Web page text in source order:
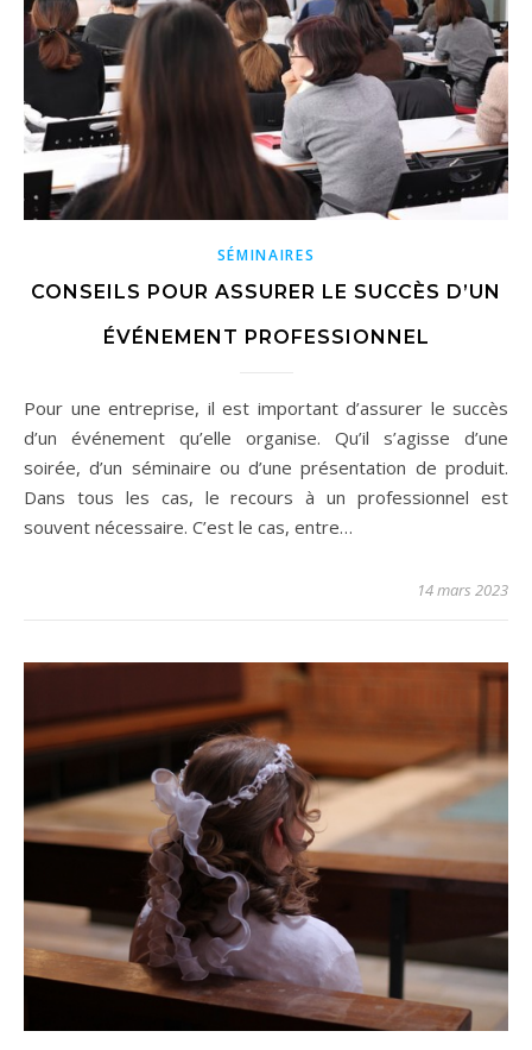
SÉMINAIRES
CONSEILS POUR ASSURER LE SUCCÈS D’UN
ÉVÉNEMENT PROFESSIONNEL
Pour une entreprise, il est important d’assurer le succès
d’un événement qu’elle organise. Qu’il s’agisse d’une
soirée, d’un séminaire ou d’une présentation de produit.
Dans tous les cas, le recours à un professionnel est
souvent nécessaire. C’est le cas, entre…
14 mars 2023